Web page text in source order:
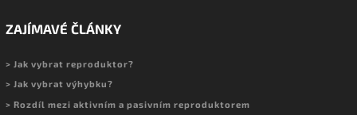
ZAJÍMAVÉ ČLÁNKY
> Jak vybrat reproduktor?
> Jak vybrat výhybku?
> Rozdíl mezi aktivním a pasivním reproduktorem